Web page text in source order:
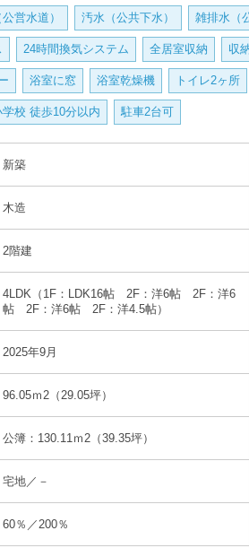
営水道） 汚水（公共下水） 雑排水（
24時間換気システム 全居室収納 収
浴室に窓 浴室乾燥機 トイレ2ヶ所
学校 徒歩10分以内 駐車2台可
新築
木造
2階建
4LDK（1F：LDK16帖 2F：洋6帖 2F：洋6
帖 2F：洋6帖 2F：洋4.5帖）
2025年9月
96.05ｍ2（29.05坪）
公簿：130.11ｍ2 （39.35坪）
宅地／－
60％／200％